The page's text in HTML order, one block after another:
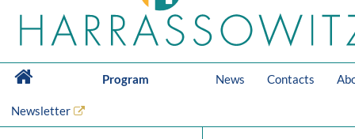
Program News Contacts
Newsletter